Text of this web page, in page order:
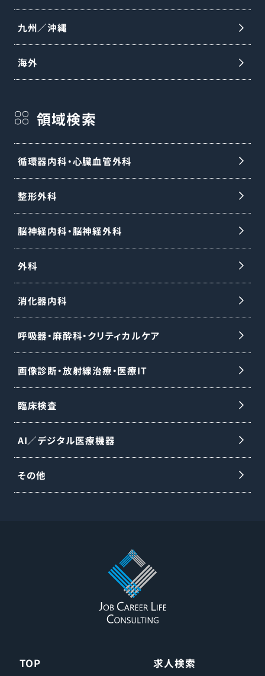
九州／沖縄
海外
領域検索
循環器内科・心臓血管外科
整形外科
脳神経内科・脳神経外科
外科
消化器内科
呼吸器・麻酔科・クリティカルケア
画像診断・放射線治療・医療IT
臨床検査
AI／デジタル医療機器
その他
TOP 求人検索